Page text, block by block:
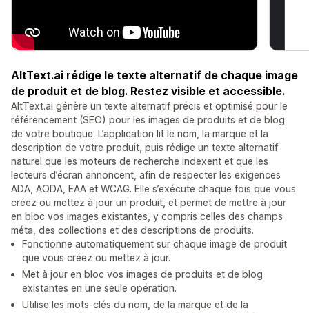
AltText.ai rédige le texte alternatif de chaque image
de produit et de blog. Restez visible et accessible.
AltText.ai génère un texte alternatif précis et optimisé pour le
référencement (SEO) pour les images de produits et de blog
de votre boutique. L’application lit le nom, la marque et la
description de votre produit, puis rédige un texte alternatif
naturel que les moteurs de recherche indexent et que les
lecteurs d’écran annoncent, afin de respecter les exigences
ADA, AODA, EAA et WCAG. Elle s’exécute chaque fois que vous
créez ou mettez à jour un produit, et permet de mettre à jour
en bloc vos images existantes, y compris celles des champs
méta, des collections et des descriptions de produits.
Fonctionne automatiquement sur chaque image de produit
que vous créez ou mettez à jour.
Met à jour en bloc vos images de produits et de blog
existantes en une seule opération.
Utilise les mots-clés du nom, de la marque et de la